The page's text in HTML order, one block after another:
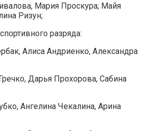
Мария Проскура; Майя
Ризун;
разряда:
Алиса Андриенко, Александра
Дарья Прохорова, Сабина
Ангелина Чекалина, Арина